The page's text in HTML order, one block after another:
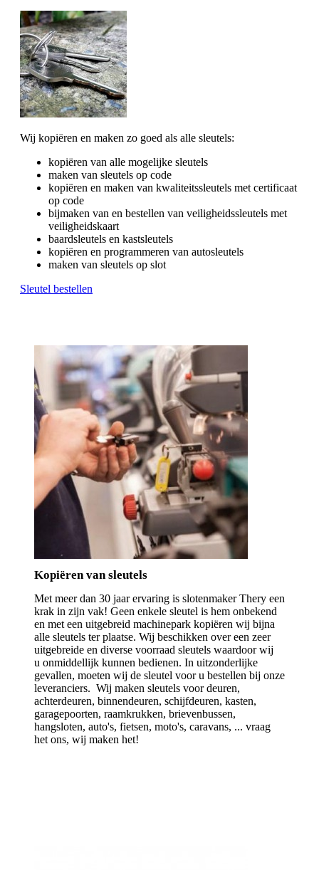
Wij kopiëren en maken zo goed als alle sleutels:
kopiëren van alle mogelijke sleutels
maken van sleutels op code
kopiëren en maken van kwaliteitssleutels met certificaat
op code
bijmaken van en bestellen van veiligheidssleutels met
veiligheidskaart
baardsleutels en kastsleutels
kopiëren en programmeren van autosleutels
maken van sleutels op slot
Sleutel bestellen
Kopiëren van sleutels
Met meer dan 30 jaar ervaring is slotenmaker Thery een
krak in zijn vak! Geen enkele sleutel is hem onbekend
en met een uitgebreid machinepark kopiëren wij bijna
alle sleutels ter plaatse. Wij beschikken over een zeer
uitgebreide en diverse voorraad sleutels waardoor wij
u onmiddellijk kunnen bedienen. In uitzonderlijke
gevallen, moeten wij de sleutel voor u bestellen bij onze
leveranciers. Wij maken sleutels voor deuren,
achterdeuren, binnendeuren, schijfdeuren, kasten,
garagepoorten, raamkrukken, brievenbussen,
hangsloten, auto's, fietsen, moto's, caravans, ... vraag
het ons, wij maken het!